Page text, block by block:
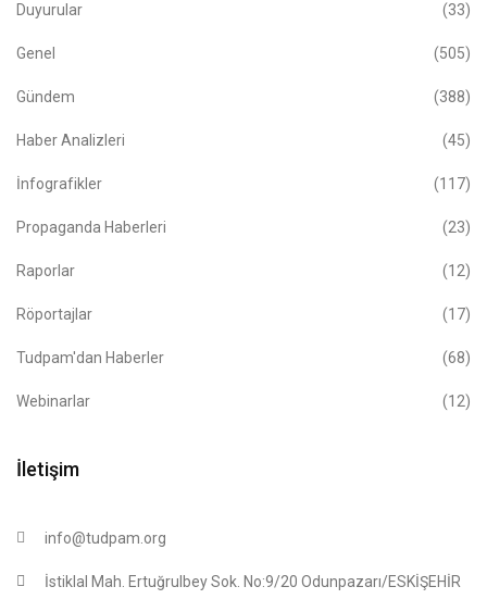
Duyurular (33)
Genel (505)
Gündem (388)
Haber Analizleri (45)
İnfografikler (117)
Propaganda Haberleri (23)
Raporlar (12)
Röportajlar (17)
Tudpam'dan Haberler (68)
Webinarlar (12)
İletişim
info@tudpam.org
İstiklal Mah. Ertuğrulbey Sok. No:9/20 Odunpazarı/ESKİŞEHİR